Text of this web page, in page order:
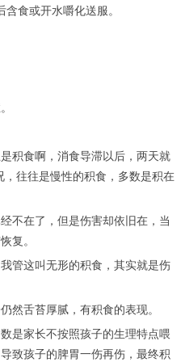
食或开水嚼化送服。
食啊，消食导滞以后，两天就
往往是慢性的积食，多数是积在
在了，但是伤害却依旧在，当
复。
这叫无形的积食，其实就是伤
舌苔厚腻，有积食的表现。
家长不按照孩子的生理特点喂
致孩子的脾胃一伤再伤，最终积